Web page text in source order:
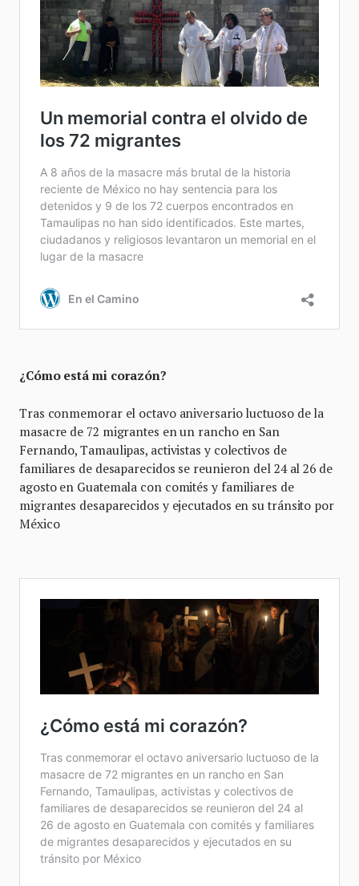
¿Cómo está mi corazón?
Tras conmemorar el octavo aniversario luctuoso de la
masacre de 72 migrantes en un rancho en San
Fernando, Tamaulipas, activistas y colectivos de
familiares de desaparecidos se reunieron del 24 al 26 de
agosto en Guatemala con comités y familiares de
migrantes desaparecidos y ejecutados en su tránsito por
México